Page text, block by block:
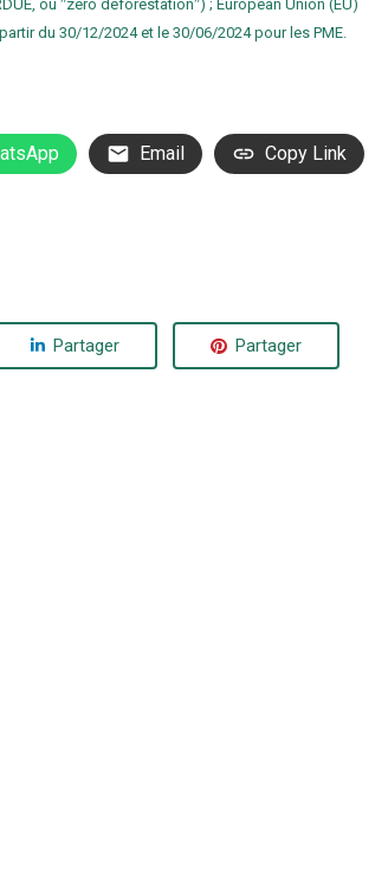
ou ʺzéro déforestationʺ) ; European Union (EU)
du 30/12/2024 et le 30/06/2024 pour les PME.
Email Copy Link
Partager Partager